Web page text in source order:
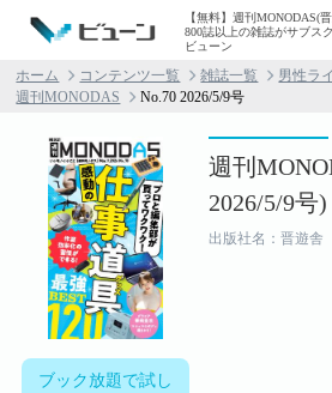
【無料】週刊MONODAS(
800誌以上の雑誌がサブス
ビューン
ホーム コンテンツ一覧 雑誌一覧
男性ラ
週刊MONODAS
No.70 2026/5/9号
ブック放題で試し
週刊
2026/5/9号)
出版社名：晋遊舎